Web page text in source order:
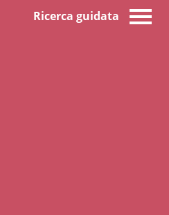
Ricerca guidata